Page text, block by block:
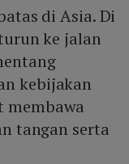
di Asia. Di
ke jalan
kebijakan
membawa
tangan serta